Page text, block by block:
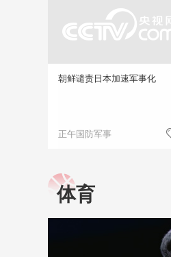
朝鲜谴责日本加速军事化
正午国防军事
体育